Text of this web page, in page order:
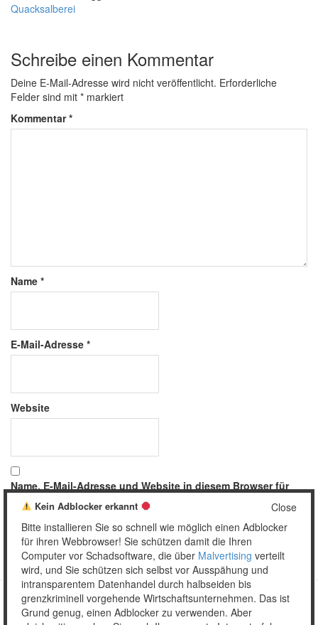
Quacksalberei
Schreibe einen Kommentar
Deine E-Mail-Adresse wird nicht veröffentlicht. Erforderliche
Felder sind mit * markiert
Kommentar*
Name *
E-Mail-Adresse *
Website
Name, E-Mail-Adresse und Website in diesem Browser für
meinen nächsten Kommentar speichern.
Copyright © 2026 Unser täglich Spam.
Close
Kein Adblocker erkannt
Bitte installieren Sie so schnell wie möglich einen Adblocker
für ihren Webbrowser! Sie schützen damit die Ihren
Computer vor Schadsoftware, die über Malvertising verteilt
wird, und Sie schützen sich selbst vor Ausspähung und
intransparentem Datenhandel durch halbseiden bis
grenzkriminell vorgehende Wirtschaftsunternehmen. Das ist
Grund genug, einen Adblocker zu verwenden. Aber